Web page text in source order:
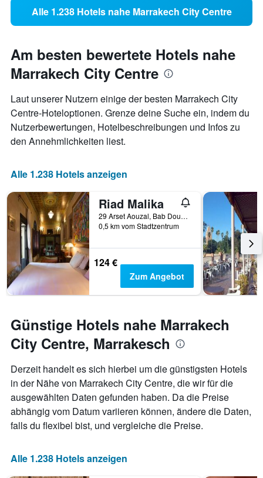
Alle 1.238 Hotels nahe Marrakech City Centre
Am besten bewertete Hotels nahe
Marrakech City Centre
Laut unserer Nutzern einige der besten Marrakech City
Centre-Hoteloptionen. Grenze deine Suche ein, indem du
Nutzerbewertungen, Hotelbeschreibungen und Infos zu
den Annehmlichkeiten liest.
Alle 1.238 Hotels anzeigen
Riad Malika
29 Arset Aouzal, Bab Doukkala, Marrakesch, Marokko
0,5 km vom Stadtzentrum
124 €
Zum Angebot
Günstige Hotels nahe Marrakech
City Centre, Marrakesch
Derzeit handelt es sich hierbei um die günstigsten Hotels
in der Nähe von Marrakech City Centre, die wir für die
ausgewählten Daten gefunden haben. Da die Preise
abhängig vom Datum variieren können, ändere die Daten,
falls du flexibel bist, und vergleiche die Preise.
Alle 1.238 Hotels anzeigen